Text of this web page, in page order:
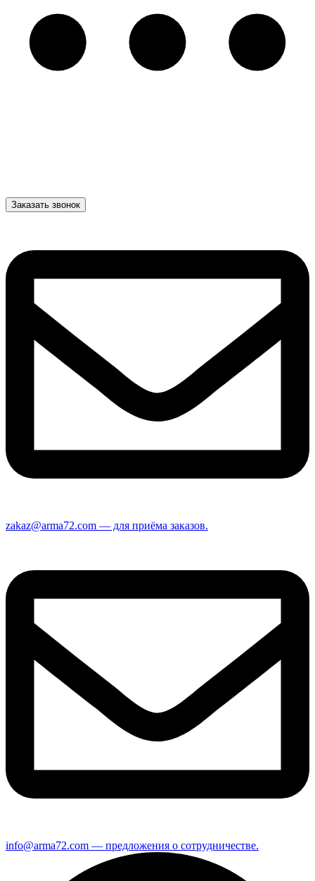
Заказать звонок
zakaz@arma72.com — для приёма заказов.
info@arma72.com — предложения о сотрудничестве.